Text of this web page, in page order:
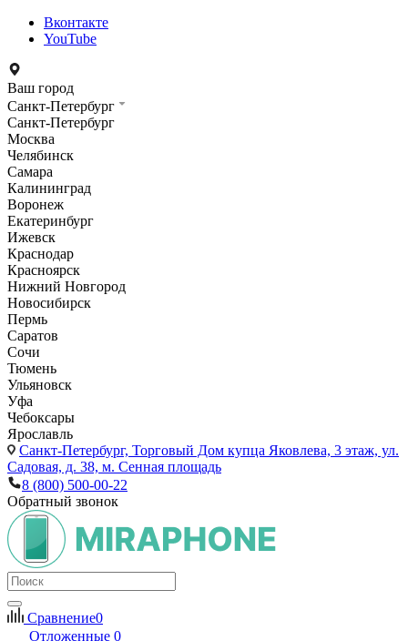
Вконтакте
YouTube
Ваш город
Санкт-Петербург
Санкт-Петербург
Москва
Челябинск
Самара
Калининград
Воронеж
Екатеринбург
Ижевск
Краснодар
Красноярск
Нижний Новгород
Новосибирск
Пермь
Саратов
Сочи
Тюмень
Ульяновск
Уфа
Чебоксары
Ярославль
Санкт-Петербург, Торговый Дом купца Яковлева, 3 этаж, ул.
Садовая, д. 38, м. Сенная площадь
8 (800) 500-00-22
Обратный звонок
Сравнение0
Отложенные 0